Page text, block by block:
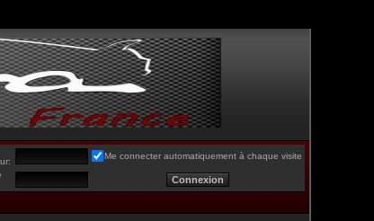
Me connecter automatiquement à chaque visite